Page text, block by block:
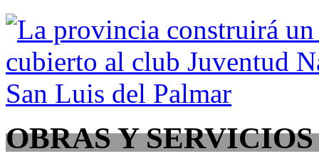
OBRAS Y